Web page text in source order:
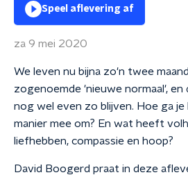
Speel aflevering af
za 9 mei 2020
We leven nu bijna zo'n twee
zogenoemde 'nieuwe normaal',
nog wel even zo blijven. Hoe ga
manier mee om? En wat heeft
liefhebben, compassie en hoop?
David Boogerd praat in deze